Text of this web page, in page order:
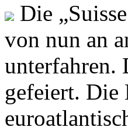
Die
von nun an
unterfahren.
gefeiert. Die